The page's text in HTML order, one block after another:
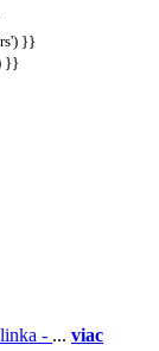
}}
}}
- ... viac